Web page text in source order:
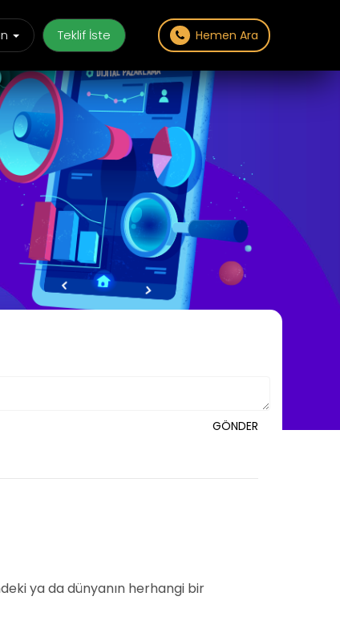
Teklif İste Hemen Ara
GÖNDER
ya da dünyanın herhangi bir